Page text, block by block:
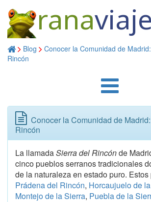
rana
Blog
Conocer la Comunidad de
Rincón
Conocer la Comunidad de
Rincón
La llamadaSierra del Rincónde
cinco pueblos serranos tradicionales
de la naturaleza en estado puro.
Prádena del Rincón, Horcaujuelo de
Montejo de la Sierra, Puebla de la